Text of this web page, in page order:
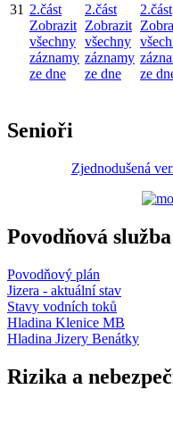
31 2.část
Zobrazit
všechny
záznamy
ze dne
2.část
Zobrazit
všechny
záznamy
ze dne
2.část
ze
Senioři
Zjednodušená
Povodňová služba
Povodňový plán
Jizera - aktuální stav
Stavy vodních toků
Hladina Klenice MB
Hladina Jizery Benátky
Rizika a